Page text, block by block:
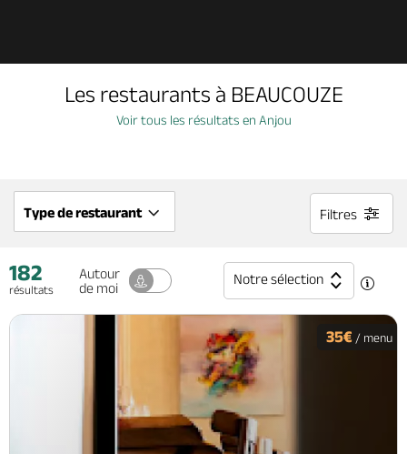
À voir, à faire
Dormir, manger
Séjours, cadeaux
Billetterie en ligne
Les restaurants à BEAUCOUZE
Voir tous les résultats en Anjou
Type de restaurant Filtres
182
résultats
Autour
de moi
Notre sélection
35€ / menu